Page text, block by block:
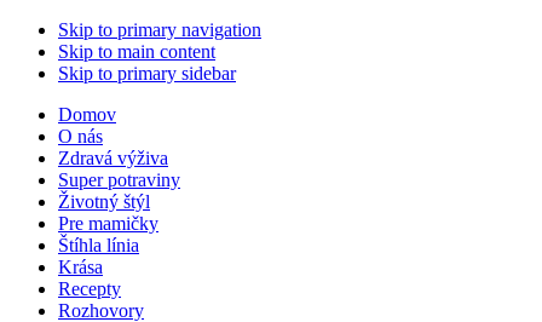
Skip to primary navigation
Skip to main content
Skip to primary sidebar
Domov
O nás
Zdravá výživa
Super potraviny
Životný štýl
Pre mamičky
Štíhla línia
Krása
Recepty
Rozhovory